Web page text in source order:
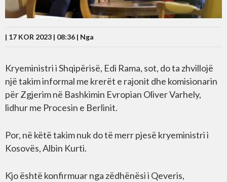
| 17 KOR 2023 | 08:36 | Nga
Kryeministri i Shqipërisë, Edi Rama, sot, do ta zhvillojë
një takim informal me krerët e rajonit dhe komisionarin
për Zgjerim në Bashkimin Evropian Oliver Varhely,
lidhur me Procesin e Berlinit.
Por, në këtë takim nuk do të merr pjesë kryeministri i
Kosovës, Albin Kurti.
Kjo është konfirmuar nga zëdhënësi i Qeveris,